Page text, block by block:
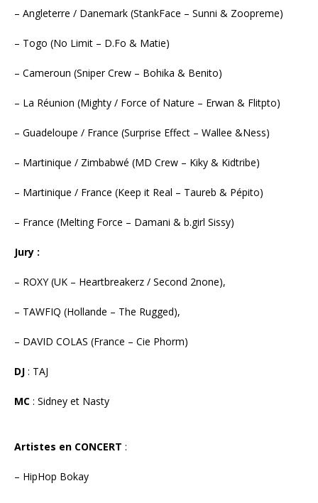
– Angleterre / Danemark (StankFace – Sunni & Zoopreme)
– Togo (No Limit – D.Fo & Matie)
– Cameroun (Sniper Crew – Bohika & Benito)
– La Réunion (Mighty / Force of Nature – Erwan & Flitpto)
– Guadeloupe / France (Surprise Effect – Wallee &Ness)
– Martinique / Zimbabwé (MD Crew – Kiky & Kidtribe)
– Martinique / France (Keep it Real – Taureb & Pépito)
– France (Melting Force – Damani & b.girl Sissy)
Jury :
– ROXY (UK – Heartbreakerz / Second 2none),
– TAWFIQ (Hollande – The Rugged),
– DAVID COLAS (France – Cie Phorm)
DJ : TAJ
MC : Sidney et Nasty
Artistes en CONCERT :
– HipHop Bokay